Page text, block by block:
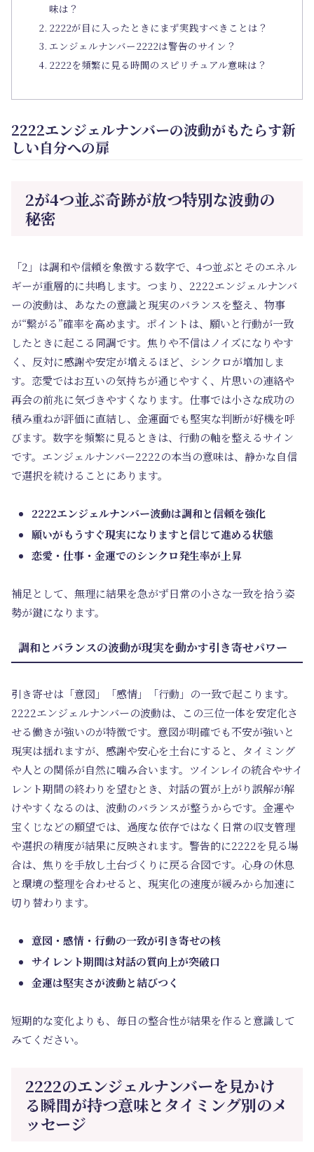
味は？
2222が目に入ったときにまず実践すべきことは？
エンジェルナンバー2222は警告のサイン？
2222を頻繁に見る時間のスピリチュアル意味は？
2222エンジェルナンバーの波動がもたらす新
しい自分への扉
2が4つ並ぶ奇跡が放つ特別な波動の
秘密
「2」は調和や信頼を象徴する数字で、4つ並ぶとそのエネル
ギーが重層的に共鳴します。つまり、2222エンジェルナンバ
ーの波動は、あなたの意識と現実のバランスを整え、物事
が“繋がる”確率を高めます。ポイントは、願いと行動が一致
したときに起こる同調です。焦りや不信はノイズになりやす
く、反対に感謝や安定が増えるほど、シンクロが増加しま
す。恋愛ではお互いの気持ちが通じやすく、片思いの連絡や
再会の前兆に気づきやすくなります。仕事では小さな成功の
積み重ねが評価に直結し、金運面でも堅実な判断が好機を呼
びます。数字を頻繁に見るときは、行動の軸を整えるサイン
です。エンジェルナンバー2222の本当の意味は、静かな自信
で選択を続けることにあります。
2222エンジェルナンバー波動は調和と信頼を強化
願いがもうすぐ現実になりますと信じて進める状態
恋愛・仕事・金運でのシンクロ発生率が上昇
補足として、無理に結果を急がず日常の小さな一致を拾う姿
勢が鍵になります。
調和とバランスの波動が現実を動かす引き寄せパワー
引き寄せは「意図」「感情」「行動」の一致で起こります。
2222エンジェルナンバーの波動は、この三位一体を安定化さ
せる働きが強いのが特徴です。意図が明確でも不安が強いと
現実は揺れますが、感謝や安心を土台にすると、タイミング
や人との関係が自然に噛み合います。ツインレイの統合やサイ
レント期間の終わりを望むとき、対話の質が上がり誤解が解
けやすくなるのは、波動のバランスが整うからです。金運や
宝くじなどの願望では、過度な依存ではなく日常の収支管理
や選択の精度が結果に反映されます。警告的に2222を見る場
合は、焦りを手放し土台づくりに戻る合図です。心身の休息
と環境の整理を合わせると、現実化の速度が緩みから加速に
切り替わります。
意図・感情・行動の一致が引き寄せの核
サイレント期間は対話の質向上が突破口
金運は堅実さが波動と結びつく
短期的な変化よりも、毎日の整合性が結果を作ると意識して
みてください。
2222のエンジェルナンバーを見かけ
る瞬間が持つ意味とタイミング別のメ
ッセージ